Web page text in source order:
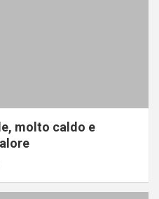
molto caldo e